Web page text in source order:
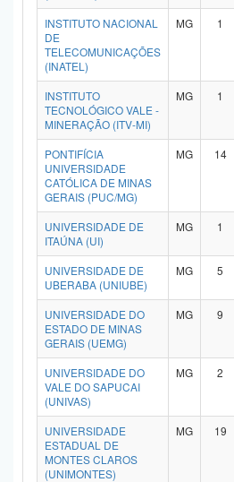
INSTITUTO NACIONAL
DE
TELECOMUNICAÇÕES
(INATEL)
MG 1
INSTITUTO
TECNOLÓGICO VALE -
MINERAÇÃO (ITV-MI)
MG 1
PONTIFÍCIA
UNIVERSIDADE
CATÓLICA DE MINAS
GERAIS (PUC/MG)
MG 14
UNIVERSIDADE DE
ITAÚNA (UI)
MG 1
UNIVERSIDADE DE
UBERABA (UNIUBE)
MG 5
UNIVERSIDADE DO
ESTADO DE MINAS
GERAIS (UEMG)
MG 9
UNIVERSIDADE DO
VALE DO SAPUCAI
(UNIVAS)
MG 2
UNIVERSIDADE
ESTADUAL DE
MONTES CLAROS
(UNIMONTES)
MG 19